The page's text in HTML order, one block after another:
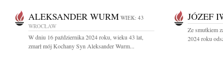
ALEKSANDER WURM WIEK: 43
WROCŁAW
W dniu 16 października 2024 roku, wieku 43 lat,
zmarł mój Kochany Syn Aleksander Wurm...
JÓZEF
Ze smutkiem
2024 roku